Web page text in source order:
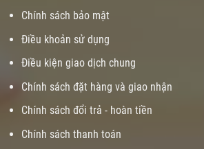
Chính sách bảo mật
Điều khoản sử dụng
Điều kiện giao dịch chung
Chính sách đặt hàng và giao nhận
Chính sách đổi trả - hoàn tiền
Chính sách thanh toán